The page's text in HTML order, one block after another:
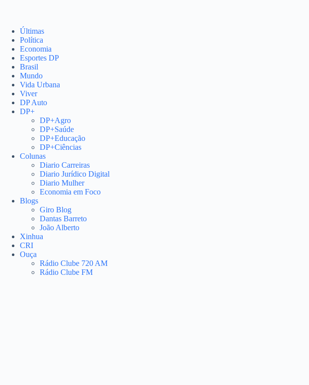
Últimas
Política
Economia
Esportes DP
Brasil
Mundo
Vida Urbana
Viver
DP Auto
DP+
DP+Agro
DP+Saúde
DP+Educação
DP+Ciências
Colunas
Diario Carreiras
Diario Jurídico Digital
Diario Mulher
Economia em Foco
Blogs
Giro Blog
Dantas Barreto
João Alberto
Xinhua
CRI
Ouça
Rádio Clube 720 AM
Rádio Clube FM